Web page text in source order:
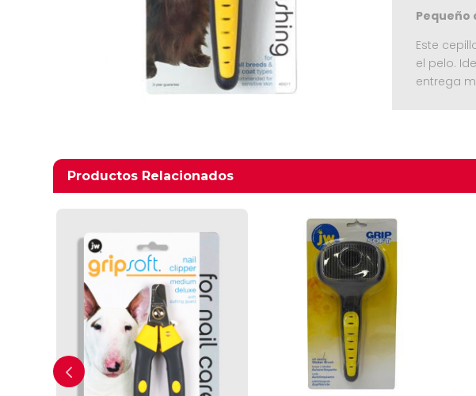
Pequeño
Este
el pelo.
entrega
Productos Relacionados
Productos relacionados